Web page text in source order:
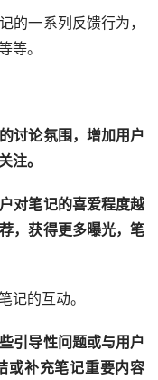
的一系列反馈行为，
等。
讨论氛围，增加用户
注。
对笔记的喜爱程度越
，获得更多曝光，笔
记的互动。
引导性问题或与用户
或补充笔记重要内容